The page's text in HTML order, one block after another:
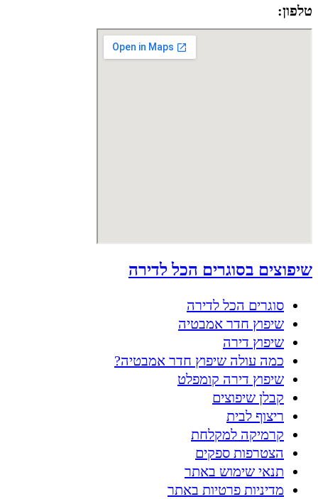
טלפון:
שיפוצים בסוגרים הכל לדירה
סוגרים הכל לדירה
שיפוץ חדר אמבטיה
שיפוץ דירה
כמה עולה שיפוץ חדר אמבטיה?
שיפוץ דירה קומפלט
קבלן שיפוצים
ריצוף לבית
קרמיקה למקלחת
הצטרפות ספקים
תנאי שימוש באתר
מדיניות פרטיות באתר